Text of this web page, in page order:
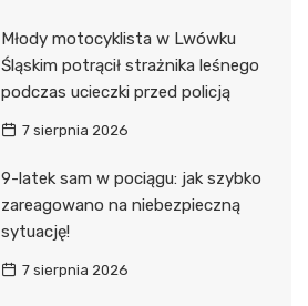
Młody motocyklista w Lwówku
Śląskim potrącił strażnika leśnego
podczas ucieczki przed policją
7 sierpnia 2026
9-latek sam w pociągu: jak szybko
zareagowano na niebezpieczną
sytuację!
7 sierpnia 2026